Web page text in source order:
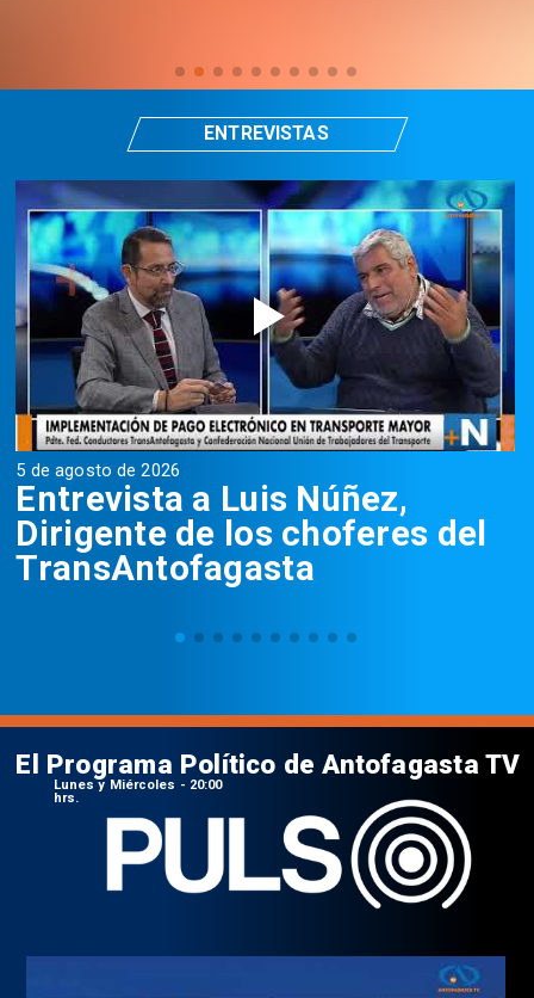
5 de agosto de 2026
Entrevista a Luis Núñez,
Dirigente de los choferes del
TransAntofagasta
ENTREVISTAS
El Programa Político de Antofagasta TV
Lunes y Miércoles - 20:00
hrs.